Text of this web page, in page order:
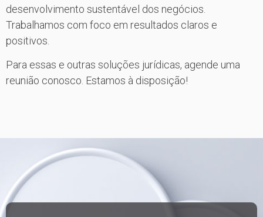
desenvolvimento sustentável dos negócios.
Trabalhamos com foco em resultados claros e
positivos.
Para essas e outras soluções jurídicas, agende uma
reunião conosco. Estamos à disposição!